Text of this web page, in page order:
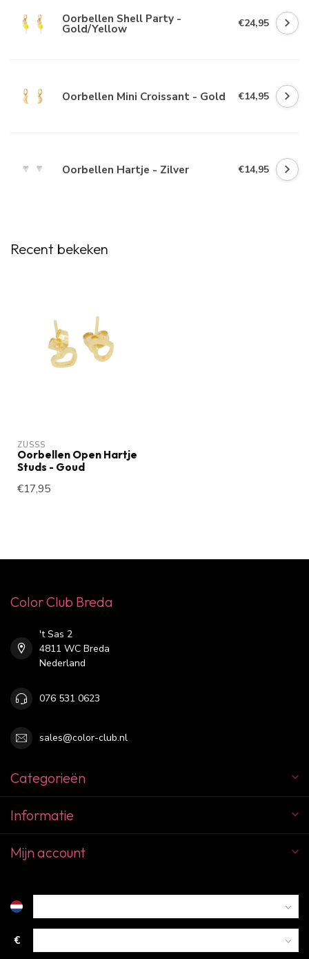
Oorbellen Shell Party -
Gold/Yellow €24,95
Oorbellen Mini Croissant - Gold €14,95
Oorbellen Hartje - Zilver €14,95
Recent bekeken
ZUSSS
Oorbellen Open Hartje
Studs - Goud
€17,95
Color Club Breda
't Sas 2
4811 WC Breda
Nederland
076 531 0623
sales@color-club.nl
Categorieën
Informatie
Mijn account
€